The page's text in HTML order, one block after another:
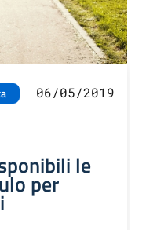
06/05/2019
le
per